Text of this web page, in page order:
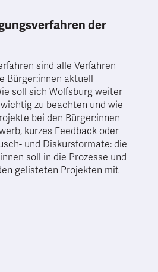
der
sind alle Verfahren
Bürger:innen aktuell
soll sich Wolfsburg weiter
zu beachten und wie
bei den Bürger:innen
kurzes Feedback oder
und Diskursformate: die
soll in die Prozesse und
gelisteten Projekten mit